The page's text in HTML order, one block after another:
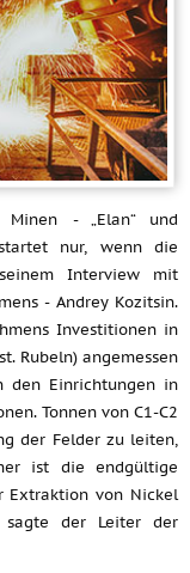
Minen - „Elan“ und
startet nur, wenn die
Interview mit
- Andrey Kozitsin.
Investitionen in
Rubeln) angemessen
den Einrichtungen in
Tonnen von C1-C2
der Felder zu leiten,
ist die endgültige
Extraktion von Nickel
sagte der Leiter der